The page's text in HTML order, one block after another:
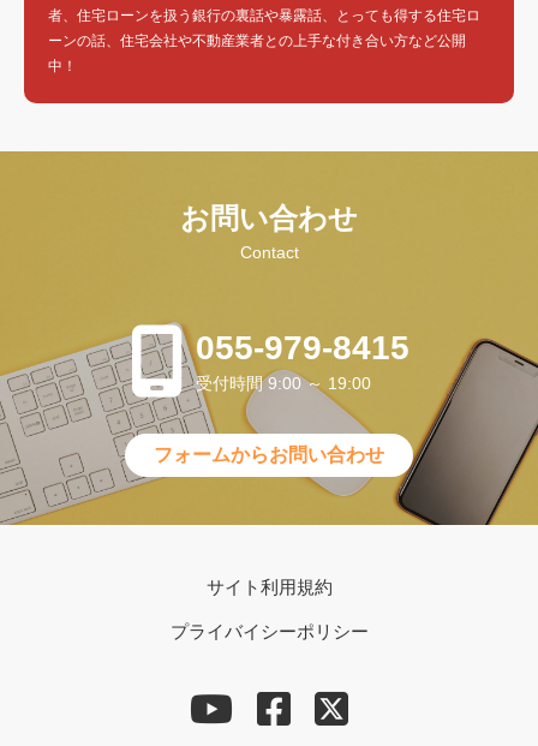
者、住宅ローンを扱う銀行の裏話や暴露話、とっても得する住宅ロ
ーンの話、住宅会社や不動産業者との上手な付き合い方など公開
中！
お問い合わせ
Contact
055-979-8415
受付時間 9:00 ～ 19:00
フォームからお問い合わせ
サイト利用規約
プライバイシーポリシー